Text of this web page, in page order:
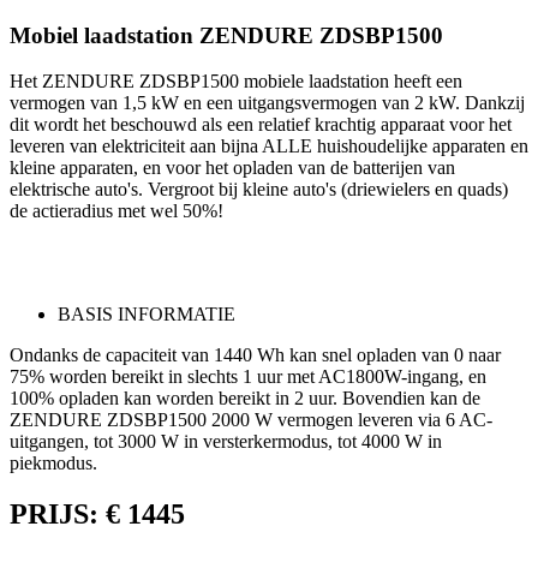
Mobiel laadstation ZENDURE ZDSBP1500
Het ZENDURE ZDSBP1500 mobiele laadstation heeft een
vermogen van 1,5 kW en een uitgangsvermogen van 2 kW. Dankzij
dit wordt het beschouwd als een relatief krachtig apparaat voor het
leveren van elektriciteit aan bijna ALLE huishoudelijke apparaten en
kleine apparaten, en voor het opladen van de batterijen van
elektrische auto's. Vergroot bij kleine auto's (driewielers en quads)
de actieradius met wel 50%!
BASIS INFORMATIE
Ondanks de capaciteit van 1440 Wh kan snel opladen van 0 naar
75% worden bereikt in slechts 1 uur met AC1800W-ingang, en
100% opladen kan worden bereikt in 2 uur. Bovendien kan de
ZENDURE ZDSBP1500 2000 W vermogen leveren via 6 AC-
uitgangen, tot 3000 W in versterkermodus, tot 4000 W in
piekmodus.
PRIJS: € 1445